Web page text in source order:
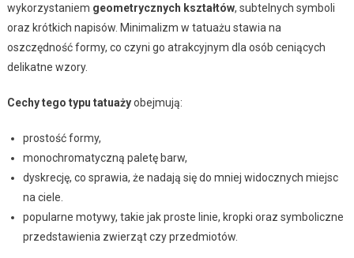
wykorzystaniem geometrycznych kształtów, subtelnych symboli
oraz krótkich napisów. Minimalizm w tatuażu stawia na
oszczędność formy, co czyni go atrakcyjnym dla osób ceniących
delikatne wzory.
Cechy tego typu tatuażyobejmują:
prostość formy,
monochromatyczną paletę barw,
dyskrecję, co sprawia, że nadają się do mniej widocznych miejsc
na ciele.
popularne motywy, takie jak proste linie, kropki oraz symboliczne
przedstawienia zwierząt czy przedmiotów.